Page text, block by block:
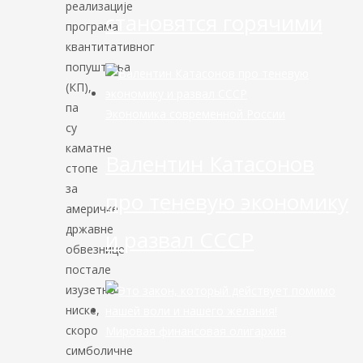
реализације
програма
квантитативног
попуштања
(КП),
па
су
каматне
стопе
за
америчке
државне
обвезнице
постале
изузетно
ниске,
скоро
симболичне
становятся горячими
про теневую экономику
и развал СССР